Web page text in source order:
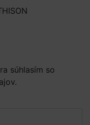
súhlasím so